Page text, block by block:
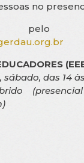
no
pelo
das 14